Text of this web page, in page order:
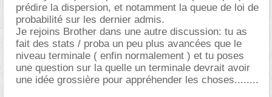
prédire la dispersion, et notamment la queue de loi de
probabilité sur les dernier admis.
Je rejoins Brother dans une autre discussion: tu as
fait des stats / proba un peu plus avancées que le
niveau terminale ( enfin normalement ) et tu poses
une question sur la quelle un terminale devrait avoir
une idée grossière pour appréhender les choses........